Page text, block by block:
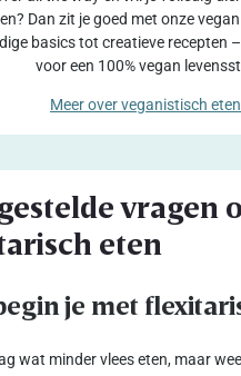
Dan zit je goed met onze
basics tot creatieve recepten
voor een 100% vegan
Meer over veganistisch eten
vragen
eten
je met
wat minder vlees eten, maar